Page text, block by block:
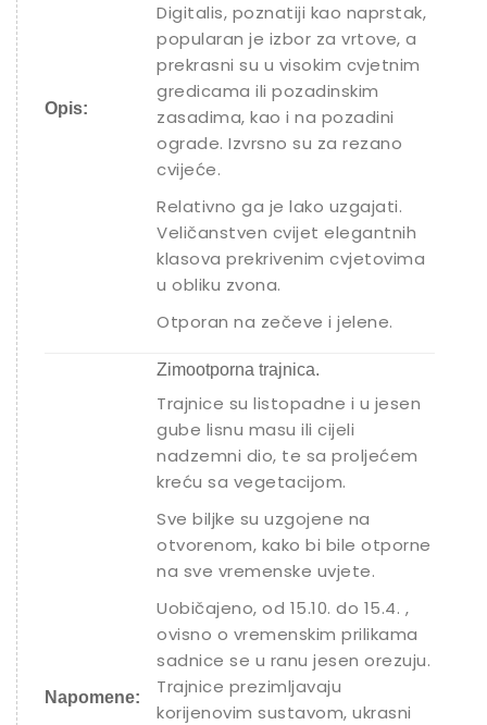
Opis:
Digitalis, poznatiji kao naprstak,
popularan je izbor za vrtove, a
prekrasni su u visokim cvjetnim
gredicama ili pozadinskim
zasadima, kao i na pozadini
ograde. Izvrsno su za rezano
cvijeće.
Relativno ga je lako uzgajati.
Veličanstven cvijet elegantnih
klasova prekrivenim cvjetovima
u obliku zvona.
Otporan na zečeve i jelene.
Napomene:
Zimootporna trajnica.
Trajnice su listopadne i u jesen
gube lisnu masu ili cijeli
nadzemni dio, te sa proljećem
kreću sa vegetacijom.
Sve biljke su uzgojene na
otvorenom, kako bi bile otporne
na sve vremenske uvjete.
Uobičajeno, od 15.10. do 15.4. ,
ovisno o vremenskim prilikama
sadnice se u ranu jesen orezuju.
Trajnice prezimljavaju
korijenovim sustavom, ukrasni